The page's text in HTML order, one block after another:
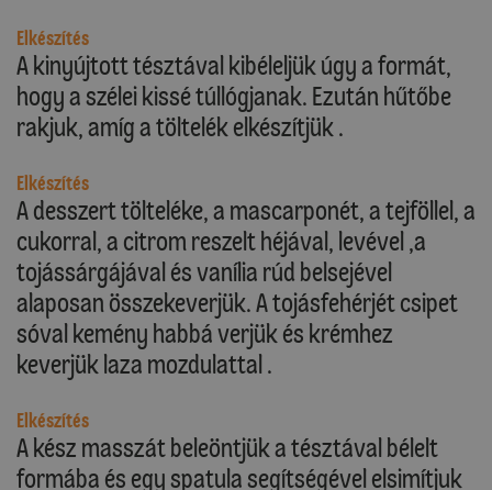
Elkészítés
A kinyújtott tésztával kibéleljük úgy a formát,
hogy a szélei kissé túllógjanak. Ezután hűtőbe
rakjuk, amíg a töltelék elkészítjük .
Elkészítés
A desszert tölteléke, a mascarponét, a tejföllel, a
cukorral, a citrom reszelt héjával, levével ,a
tojássárgájával és vanília rúd belsejével
alaposan összekeverjük. A tojásfehérjét csipet
sóval kemény habbá verjük és krémhez
keverjük laza mozdulattal .
Elkészítés
A kész masszát beleöntjük a tésztával bélelt
formába és egy spatula segítségével elsimítjuk